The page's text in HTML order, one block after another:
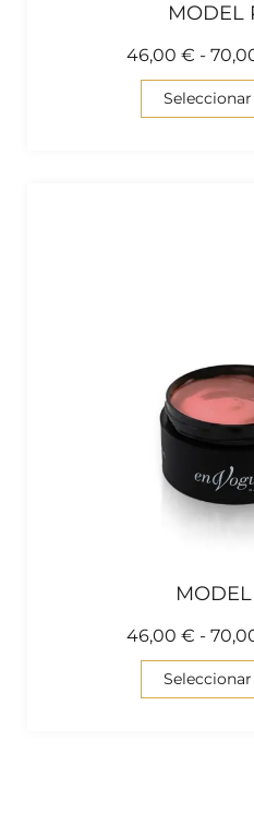
MODEL
46,00 € -
46,00 € -